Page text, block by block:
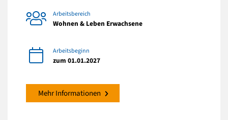
Arbeitsbereich
Wohnen & Leben Erwachsene
Arbeitsbeginn
zum 01.01.2027
Mehr Informationen